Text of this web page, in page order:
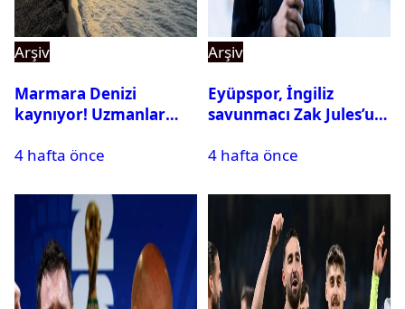
Arşiv
Marmara Denizi
kaynıyor! Uzmanlar
4 hafta önce
Arşiv
Eyüpspor, İngiliz
savunmacı Zak Jules’u
4 hafta önce